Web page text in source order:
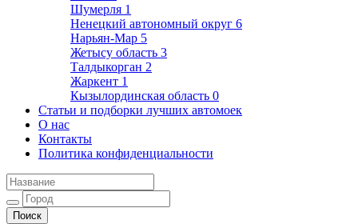
Шумерля 1
Ненецкий автономный округ 6
Нарьян-Мар 5
Жетысу область 3
Талдыкорган 2
Жаркент 1
Кызылординская область 0
Статьи и подборки лучших автомоек
О нас
Контакты
Политика конфиденциальности